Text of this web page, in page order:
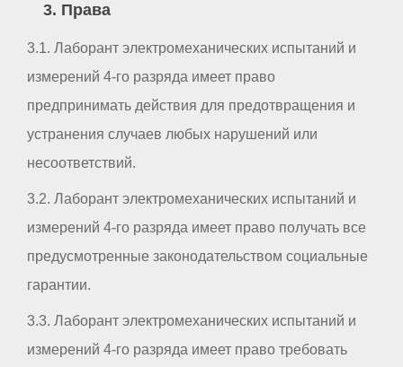
3. Права
3.1. Лаборант электромеханических испытаний и
измерений 4-го разряда имеет право
предпринимать действия для предотвращения и
устранения случаев любых нарушений или
несоответствий.
3.2. Лаборант электромеханических испытаний и
измерений 4-го разряда имеет право получать все
предусмотренные законодательством социальные
гарантии.
3.3. Лаборант электромеханических испытаний и
измерений 4-го разряда имеет право требовать